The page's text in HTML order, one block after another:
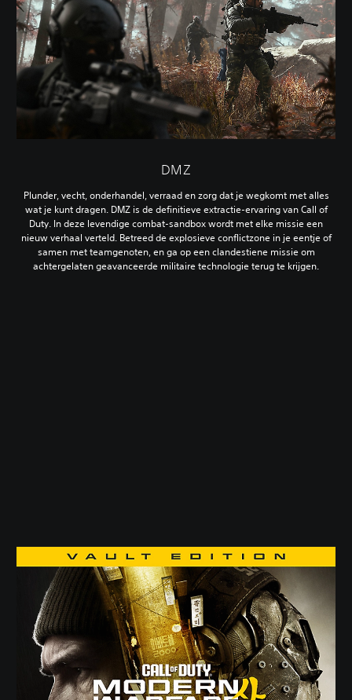
DMZ
Plunder, vecht, onderhandel, verraad en zorg dat je wegkomt met alles
wat je kunt dragen. DMZ is de definitieve extractie-ervaring van Call of
Duty. In deze levendige combat-sandbox wordt met elke missie een
nieuw verhaal verteld. Betreed de explosieve conflictzone in je eentje of
samen met teamgenoten, en ga op een clandestiene missie om
achtergelaten geavanceerde militaire technologie terug te krijgen.